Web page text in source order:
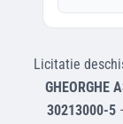
Licitatie
GHEORGHE
30213000-5